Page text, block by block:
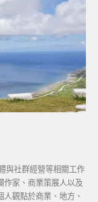
與社群經營等相關工作
作家、商業策展人以及
觀點於商業、地方、